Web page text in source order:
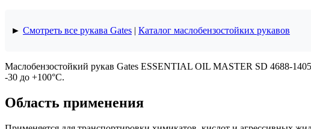
► Смотреть все рукава Gates | Каталог маслобензостойких рукавов
Маслобензостойкий рукав Gates ESSENTIAL OIL MASTER SD 4688-
-30 до +100°C.
Область применения